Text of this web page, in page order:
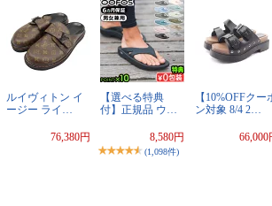
ルイヴィトン イ
ージー ライ…
76,380円
【選べる特典
付】正規品 ウ…
8,580円
(1,098件)
【10%OFFクー
ン対象 8/4 2…
66,000